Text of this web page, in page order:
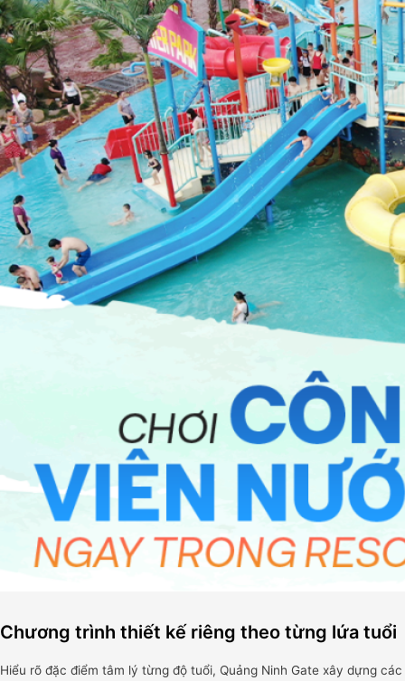
Chương trình thiết kế riêng theo từng lứa tuổi
Hiểu rõ đặc điểm tâm lý từng độ tuổi, Quảng Ninh Gate xây dựng các